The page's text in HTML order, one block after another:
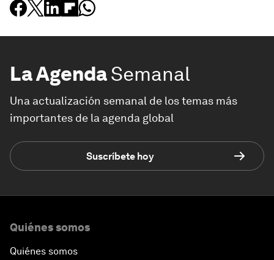
La AgendaSemanal
Una actualización semanal de los temas más
importantes de la agenda global
Suscríbete hoy
Quiénes somos
Quiénes somos